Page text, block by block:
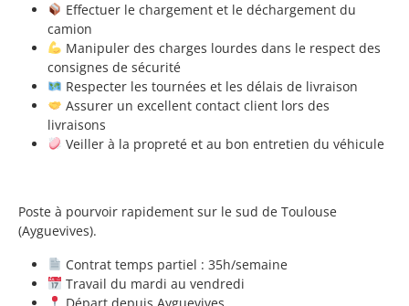
Effectuer le chargement et le déchargement du
camion
Manipuler des charges lourdes dans le respect des
consignes de sécurité
Respecter les tournées et les délais de livraison
Assurer un excellent contact client lors des
livraisons
Veiller à la propreté et au bon entretien du véhicule
Poste à pourvoir rapidement sur le sud de Toulouse
(Ayguevives).
Contrat temps partiel : 35h/semaine
Travail du mardi au vendredi